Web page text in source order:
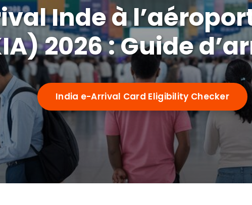
Inde à
2026 : Guide
India e-Arrival Card Eligibility Checker